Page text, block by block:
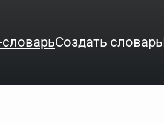
Создать словарь